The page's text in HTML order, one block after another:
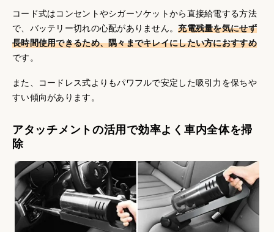
コード式はコンセントやシガーソケットから直接給電する方法
で、バッテリー切れの心配がありません。充電残量を気にせず
長時間使用できるため、隅々までキレイにしたい方におすすめ
です。
また、コードレス式よりもパワフルで安定した吸引力を保ちや
すい傾向があります。
アタッチメントの活用で効率よく車内全体を掃
除